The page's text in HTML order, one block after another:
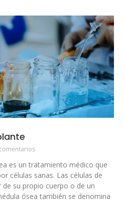
es un tratamiento médico que
células sanas. Las células de
su propio cuerpo o de un
ósea también se denomina